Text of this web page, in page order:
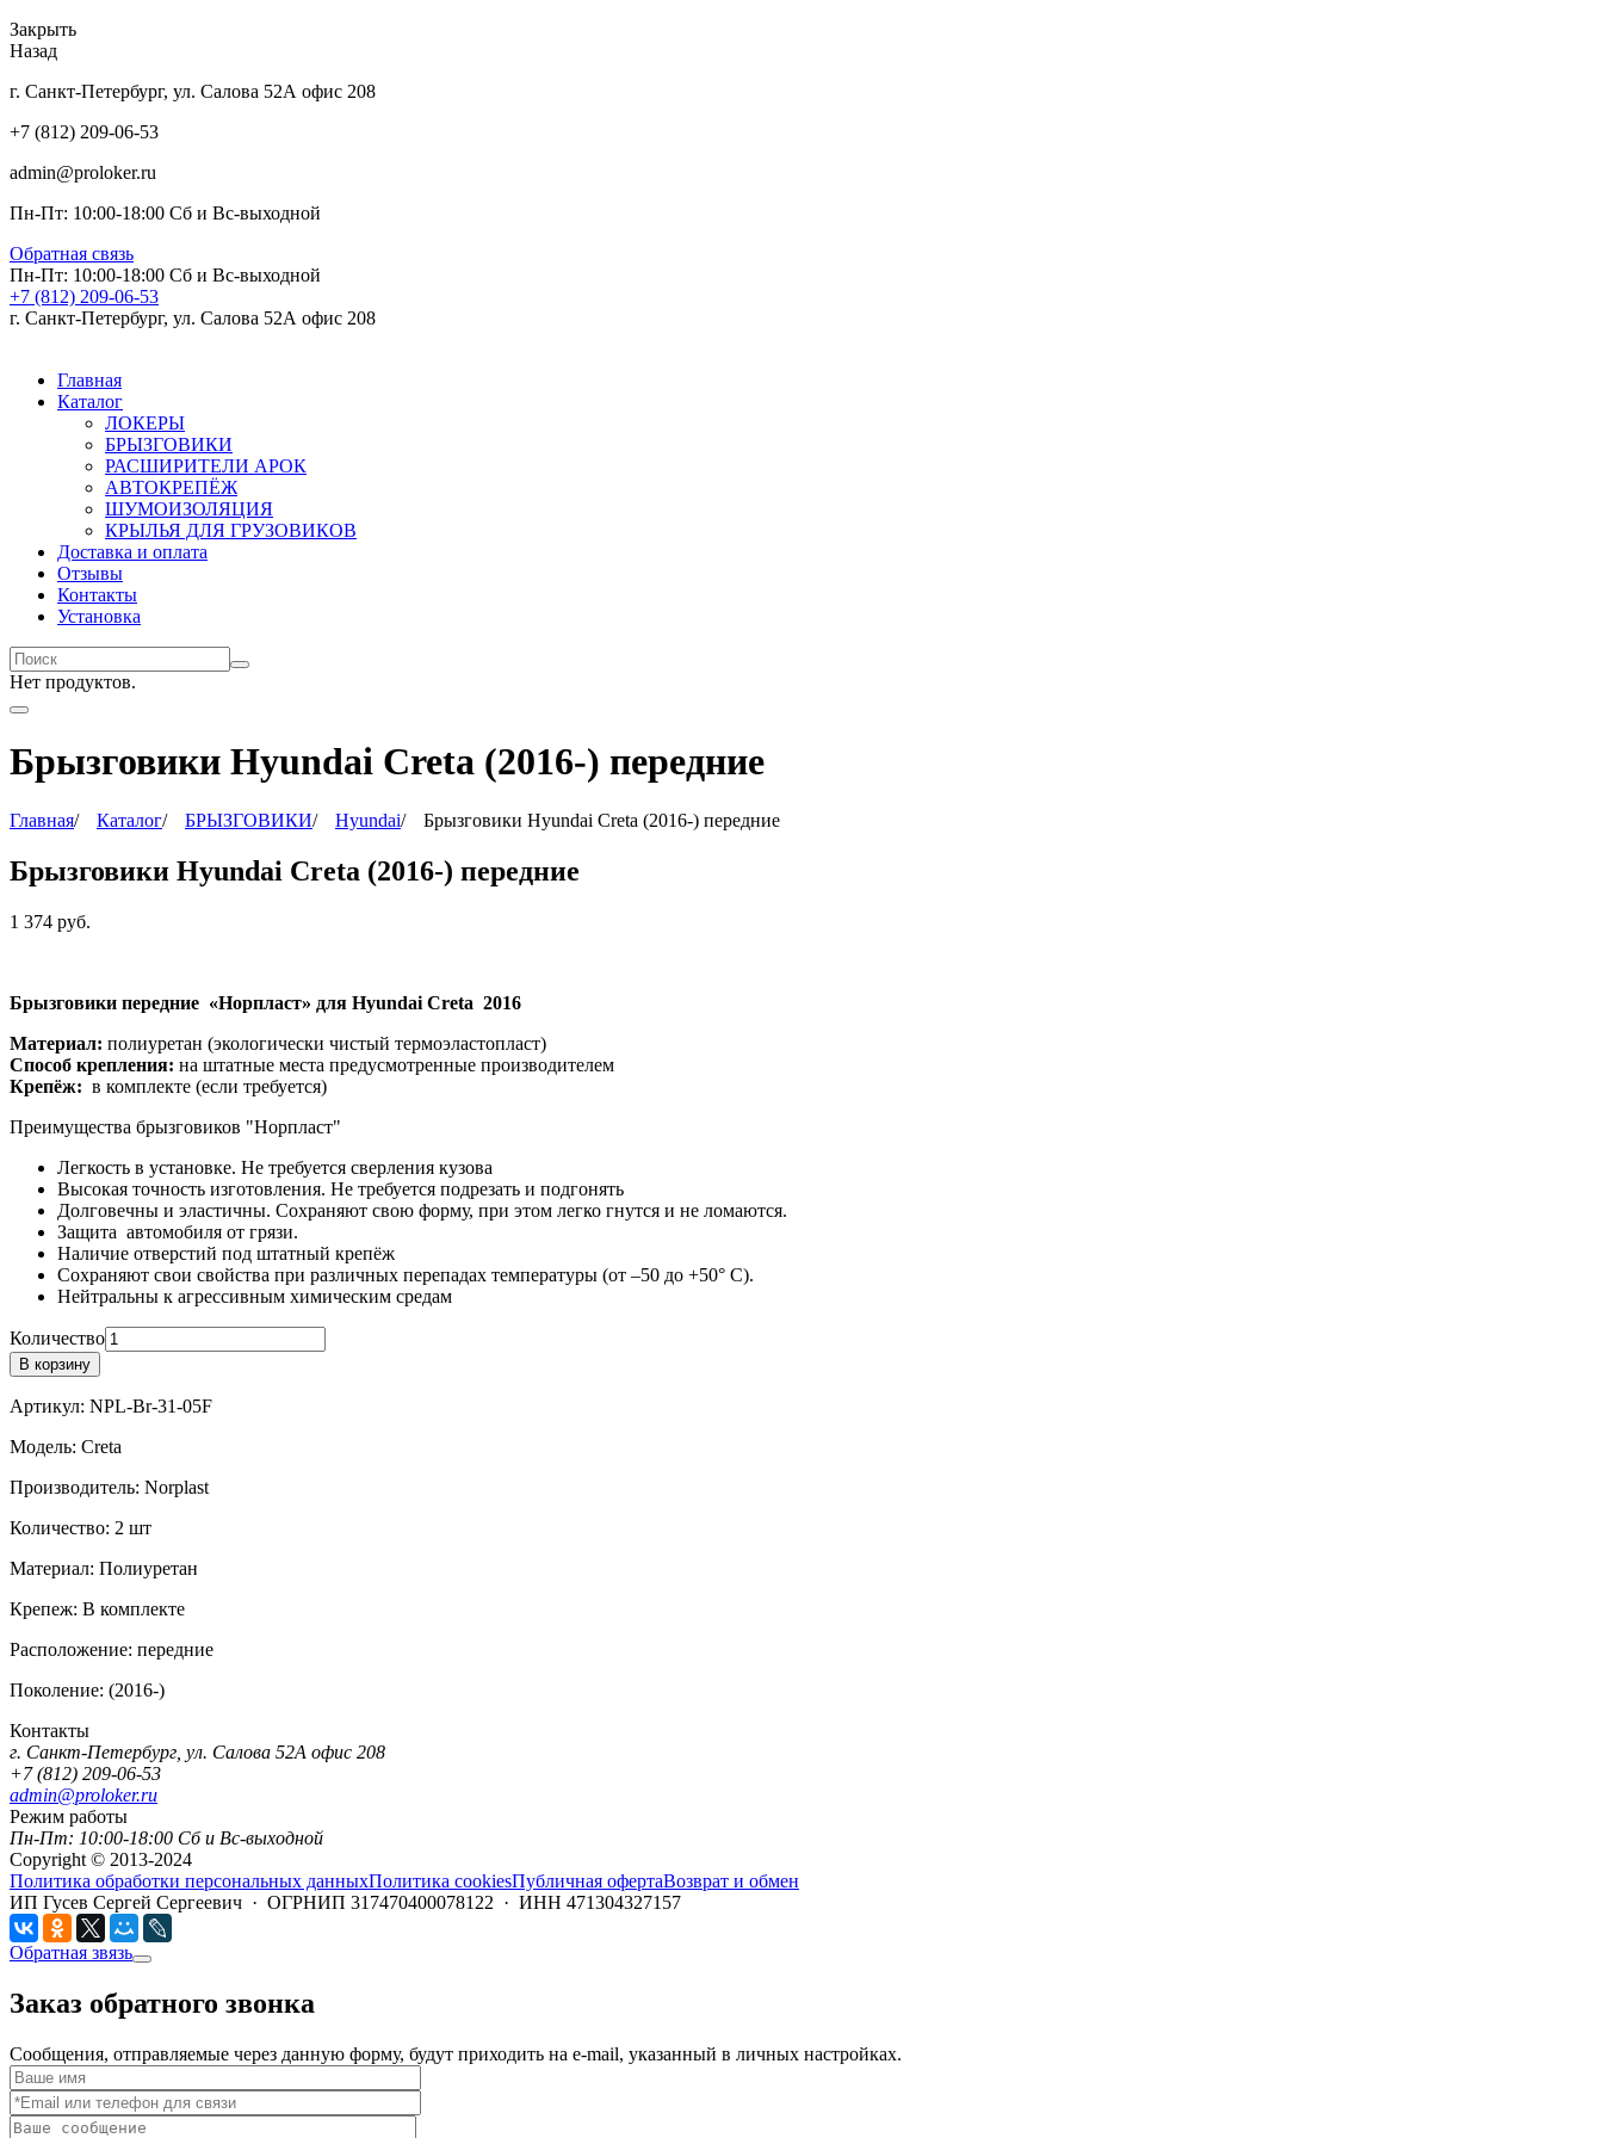
Закрыть
Назад
г. Санкт-Петербург, ул. Салова 52А офис 208
+7 (812) 209-06-53
admin@proloker.ru
Пн-Пт: 10:00-18:00 Сб и Вс-выходной
Обратная связь
Пн-Пт: 10:00-18:00 Сб и Вс-выходной
+7 (812) 209-06-53
г. Санкт-Петербург, ул. Салова 52А офис 208
Главная
Каталог
ЛОКЕРЫ
БРЫЗГОВИКИ
РАСШИРИТЕЛИ АРОК
АВТОКРЕПЁЖ
ШУМОИЗОЛЯЦИЯ
КРЫЛЬЯ ДЛЯ ГРУЗОВИКОВ
Доставка и оплата
Отзывы
Контакты
Установка
Нет продуктов.
Брызговики Hyundai Creta (2016-) передние
Главная/ Каталог/ БРЫЗГОВИКИ/ Hyundai/ Брызговики Hyundai Creta (2016-) передние
Брызговики Hyundai Creta (2016-) передние
1 374 руб.
Брызговики передние «Норпласт» для Hyundai Creta 2016
Материал: полиуретан (экологически чистый термоэластопласт)
Способ крепления: на штатные места предусмотренные производителем
Крепёж: в комплекте (если требуется)
Преимущества брызговиков "Норпласт"
Легкость в установке. Не требуется сверления кузова
Высокая точность изготовления. Не требуется подрезать и подгонять
Долговечны и эластичны. Сохраняют свою форму, при этом легко гнутся и не ломаются.
Защита автомобиля от грязи.
Наличие отверстий под штатный крепёж
Сохраняют свои свойства при различных перепадах температуры (от –50 до +50° С).
Нейтральны к агрессивным химическим средам
Количество
В корзину
Артикул: NPL-Br-31-05F
Модель: Creta
Производитель: Norplast
Количество: 2 шт
Материал: Полиуретан
Крепеж: В комплекте
Расположение: передние
Поколение: (2016-)
Контакты
г. Санкт-Петербург, ул. Салова 52А офис 208
+7 (812) 209-06-53
admin@proloker.ru
Режим работы
Пн-Пт: 10:00-18:00 Сб и Вс-выходной
Copyright © 2013-2024
Политика обработки персональных данныхПолитика cookiesПубличная офертаВозврат и обмен
ИП Гусев Сергей Сергеевич · ОГРНИП 317470400078122 · ИНН 471304327157
Обратная звязь
Заказ обратного звонка
Сообщения, отправляемые через данную форму, будут приходить на e-mail, указанный в личных настройках.